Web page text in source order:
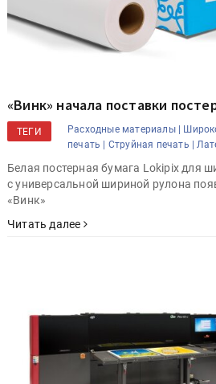
«Винк» начала поставки
ТЕГИ Расходные материалы |
печать | Струйная печать |
Белая постерная бумага Lokipix для
с универсальной шириной рулона
«Винк»
Читать далее